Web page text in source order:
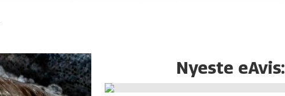
Nyeste eAvis: